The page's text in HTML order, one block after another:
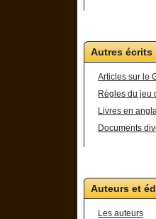
Autres écrits
Articles sur le
Règles du jeu
Livres en
Documents
Auteurs et
Les auteurs